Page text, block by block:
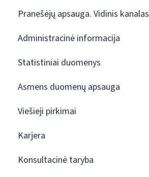
Pranešėjų apsauga. Vidinis kanalas
Administracinė informacija
Statistiniai duomenys
Asmens duomenų apsauga
Viešieji pirkimai
Karjera
Konsultacinė taryba